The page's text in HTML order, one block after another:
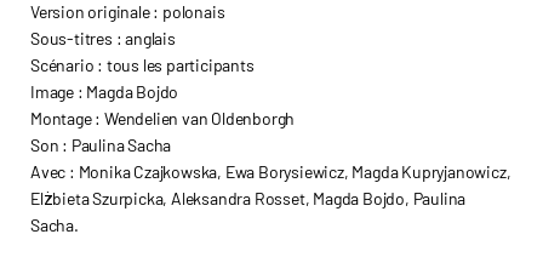
Version originale : polonais
Sous-titres : anglais
Scénario : tous les participants
Image : Magda Bojdo
Montage : Wendelien van Oldenborgh
Son : Paulina Sacha
Avec : Monika Czajkowska, Ewa Borysiewicz, Magda Kupryjanowicz,
Elżbieta Szurpicka, Aleksandra Rosset, Magda Bojdo, Paulina
Sacha.